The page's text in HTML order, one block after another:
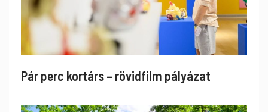
Pár perc kortárs – rövidfilm pályázat